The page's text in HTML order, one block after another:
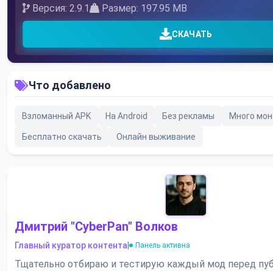
Версия: 2.9.1
Размер: 197.95 MB
СКАЧАТЬ
Что добавлено
Взломанный APK На Android Без рекламы Много
Бесплатно скачать Онлайн выживание
Дмитрий "CyberPan" Волков
Главный куратор контента Панель активна
Тщательно отбираю и тестирую каждый мод перед